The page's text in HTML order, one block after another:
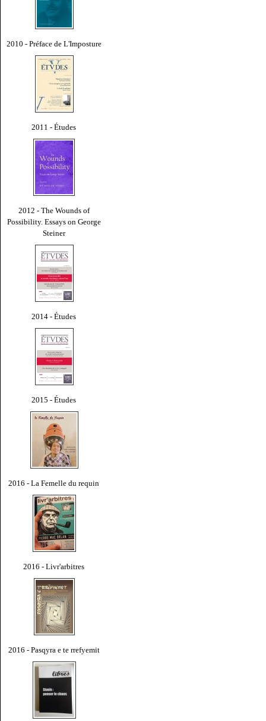
2010 - Préface de L'Imposture
2011 - Études
2012 - The Wounds of
Possibility. Essays on George
Steiner
2014 - Études
2015 - Études
2016 - La Femelle du requin
2016 - Livr'arbitres
2016 - Pasqyra e te rrefyemit